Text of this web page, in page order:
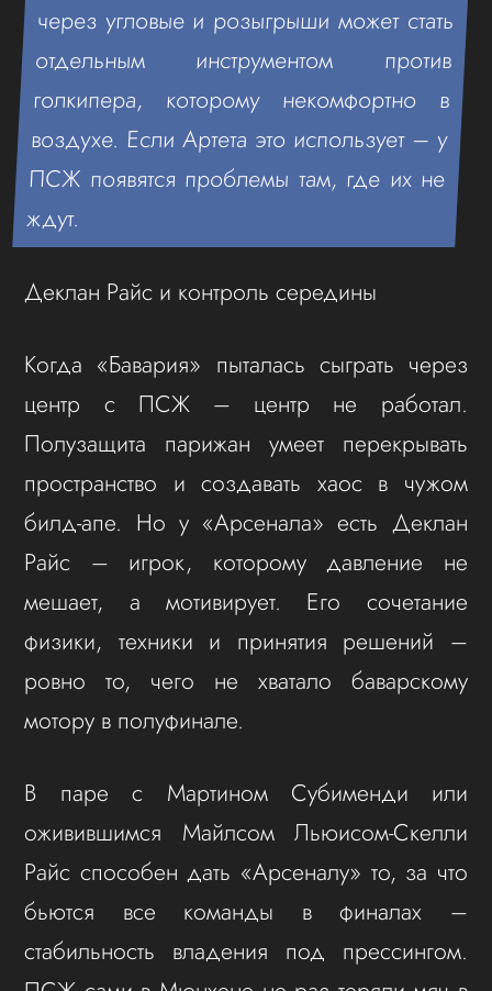
через угловые и розыгрыши может стать
отдельным инструментом против
голкипера, которому некомфортно в
воздухе. Если Артета это использует – у
ПСЖ появятся проблемы там, где их не
ждут.
Деклан Райс и контроль середины
Когда «Бавария» пыталась сыграть через
центр с ПСЖ – центр не работал.
Полузащита парижан умеет перекрывать
пространство и создавать хаос в чужом
билд-апе. Но у «Арсенала» есть Деклан
Райс – игрок, которому давление не
мешает, а мотивирует. Его сочетание
физики, техники и принятия решений –
ровно то, чего не хватало баварскому
мотору в полуфинале.
В паре с Мартином Субименди или
оживившимся Майлсом Льюисом-Скелли
Райс способен дать «Арсеналу» то, за что
бьются все команды в финалах –
стабильность владения под прессингом.